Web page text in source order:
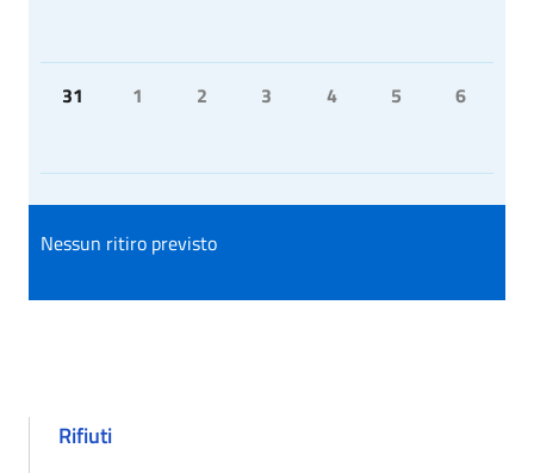
31 1 2 3 4 5 6
Nessun ritiro previsto
Rifiuti